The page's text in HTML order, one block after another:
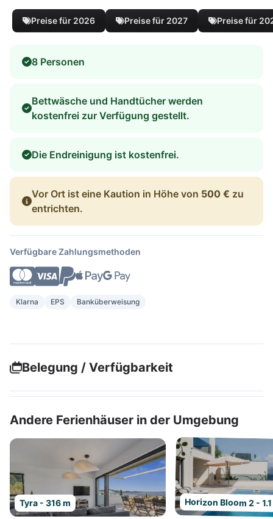
Preise für 2026 Preise für 2027 Preise für
8 Personen
Bettwäsche und Handtücher werden
kostenfrei zur Verfügung gestellt.
Die Endreinigung ist kostenfrei.
Vor Ort ist eine Kaution in Höhe von 500 € zu
entrichten.
Verfügbare Zahlungsmethoden
Klarna EPS Banküberweisung
Belegung / Verfügbarkeit
Andere Ferienhäuser in der Umgebung
Tyra - 316 m Horizon Bloom 2 -